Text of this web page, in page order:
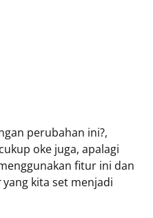
perubahan ini?,
oke juga, apalagi
fitur ini dan
yang kita set menjadi